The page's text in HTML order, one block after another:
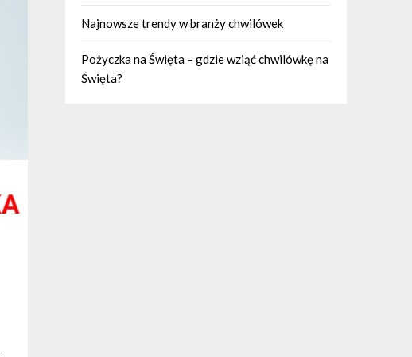
Najnowsze trendy w branży chwilówek
Pożyczka na Święta – gdzie wziąć chwilówkę na
Święta?